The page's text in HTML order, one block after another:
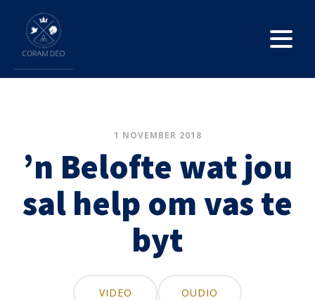
1 NOVEMBER 2018
’n Belofte wat jou
sal help om vas te
byt
VIDEO OUDIO